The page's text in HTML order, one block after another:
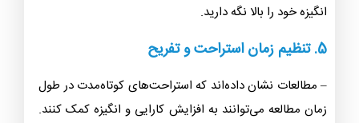
انگیزه خود را بالا نگه دارید.
5. تنظیم زمان استراحت و تفریح
– مطالعات نشان داده‌اند که استراحت‌های کوتاه‌مدت در طول
زمان مطالعه می‌توانند به افزایش کارایی و انگیزه کمک کنند.